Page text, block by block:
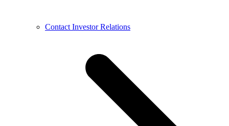
Contact Investor Relations